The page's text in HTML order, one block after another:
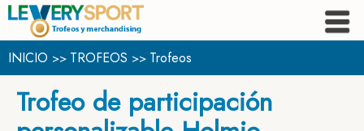
INICIO >> TROFEOS >> Trofeos
Trofeo de participación